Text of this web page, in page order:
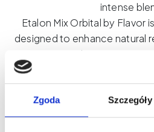
Zgoda Szczegóły
intense
Etalon Mix Orbital by Flavor
designed to enhance natural
expressive, harmonious
formula, medium density,
ensure great
pigment
Orbital gives the lips a